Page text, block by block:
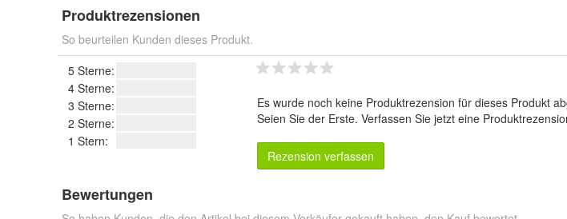
Produktrezensionen
So beurteilen Kunden dieses Produkt.
5 Sterne:
4 Sterne:
3 Sterne:
2 Sterne:
1 Stern:
Es wurde noch keine Produktrezension für dieses Produkt
Seien Sie der Erste. Verfassen Sie jetzt eine
Rezension verfassen
Bewertungen